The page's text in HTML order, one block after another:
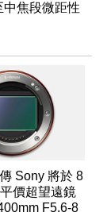
中焦段微距性
Sony 將於 8
價超望遠鏡
F5.6-8